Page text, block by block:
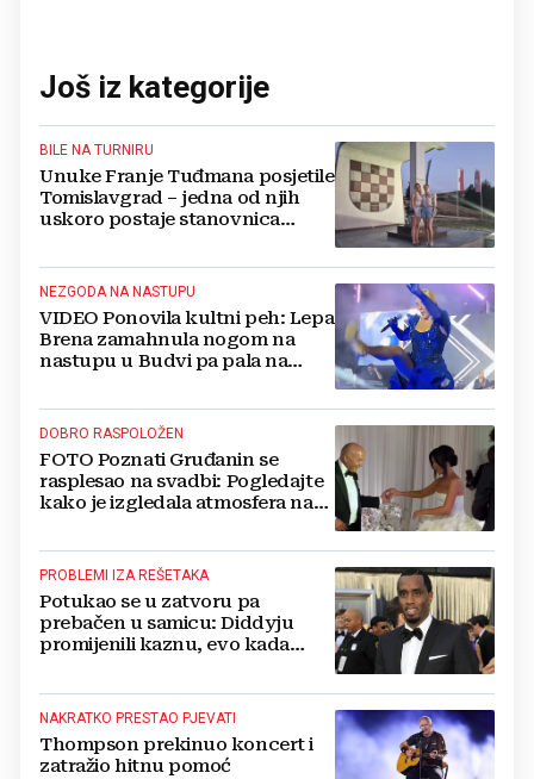
Još iz kategorije
BILE NA TURNIRU
Unuke Franje Tuđmana posjetile
Tomislavgrad – jedna od njih
uskoro postaje stanovnica
NEZGODA NA NASTUPU
VIDEO Ponovila kultni peh: Lepa
Brena zamahnula nogom na
nastupu u Budvi pa pala na
DOBRO RASPOLOŽEN
FOTO Poznati Gruđanin se
rasplesao na svadbi: Pogledajte
kako je izgledala atmosfera na
PROBLEMI IZA REŠETAKA
Potukao se u zatvoru pa
prebačen u samicu: Diddyju
promijenili kaznu, evo kada
NAKRATKO PRESTAO PJEVATI
Thompson prekinuo koncert i
zatražio hitnu pomoć